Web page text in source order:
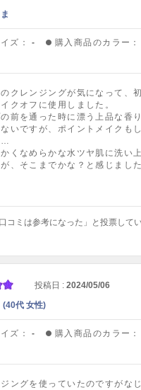
ズ： - 購入商品のカラー：
クレンジングが気になって、
クオフに使用しました。
前を通った時に漂う上品な香
いですが、ポイントメイクも
くなめらかな水ツヤ肌に洗い
、そこまでかな？と感じまし
コミは参考になった」と投票してい
投稿日 : 2024/05/06
(40代 女性)
ズ： - 購入商品のカラー：
ングを使っていたのですがな